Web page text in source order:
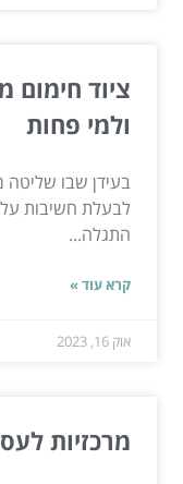
ציוד חימום
ולמי פחות
בעידן שבו שליטה
לבעלת חשיבות
התגלה...
קרא עוד »
אוק 16, 2023
מרכזיות